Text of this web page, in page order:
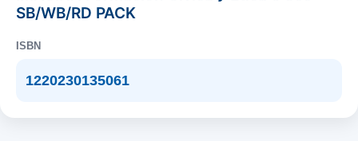
SB/WB/RD PACK
ISBN
1220230135061